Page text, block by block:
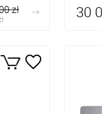
zł
(XLR),
30